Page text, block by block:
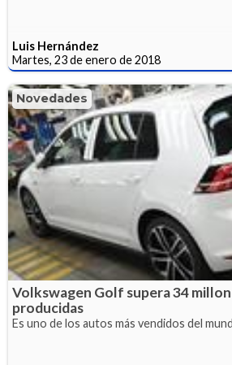
Luis Hernández
Martes, 23 de enero de 2018
Novedades
Volkswagen Golf supera 34
producidas
Es uno de los autos más vendidos del